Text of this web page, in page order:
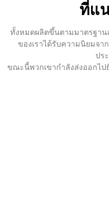
ที่แ
ทั้งหมดผลิตขึ้นตามมาตรฐา
ของเราได้รับความนิยมจา
ปร
ขณะนี้พวกเขากำลังส่งออกไป